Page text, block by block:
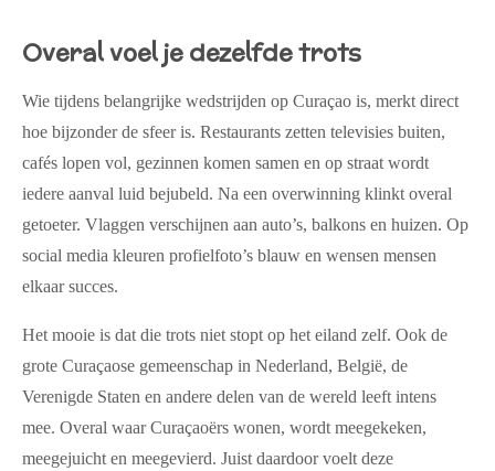
Overal voel je dezelfde trots
Wie tijdens belangrijke wedstrijden op Curaçao is, merkt direct
hoe bijzonder de sfeer is. Restaurants zetten televisies buiten,
cafés lopen vol, gezinnen komen samen en op straat wordt
iedere aanval luid bejubeld. Na een overwinning klinkt overal
getoeter. Vlaggen verschijnen aan auto’s, balkons en huizen. Op
social media kleuren profielfoto’s blauw en wensen mensen
elkaar succes.
Het mooie is dat die trots niet stopt op het eiland zelf. Ook de
grote Curaçaose gemeenschap in Nederland, België, de
Verenigde Staten en andere delen van de wereld leeft intens
mee. Overal waar Curaçaoërs wonen, wordt meegekeken,
meegejuicht en meegevierd. Juist daardoor voelt deze